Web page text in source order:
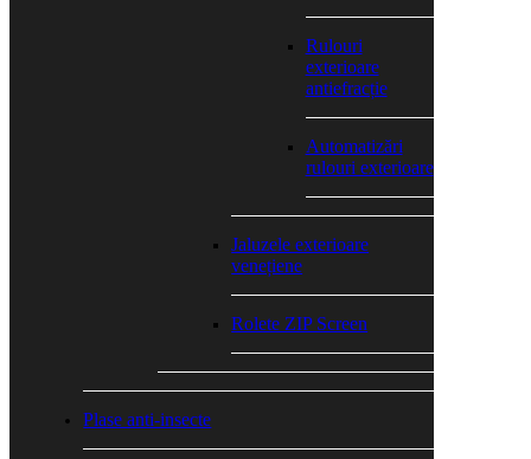
Rulouri
exterioare
antiefracție
Automatizări
rulouri exterioare
Jaluzele exterioare
venețiene
Rolete ZIP Screen
Plase anti-insecte